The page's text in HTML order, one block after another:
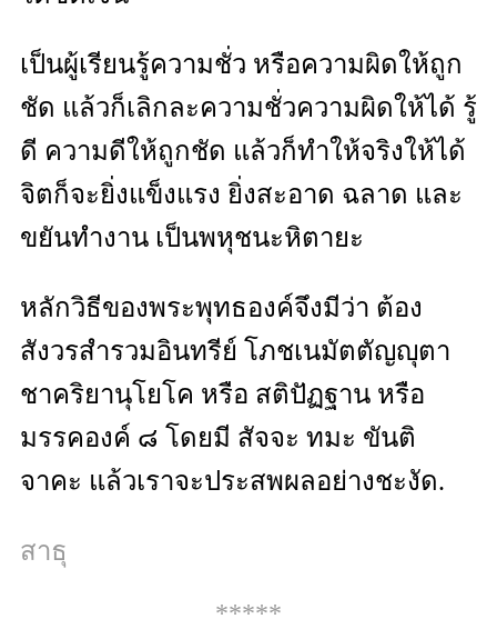
เป็นผู้เรียนรู้ความชั่ว หรือความผิดให้ถูก
ชัด แล้วก็เลิกละความชั่วความผิดให้ได้ รู้
ดี ความดีให้ถูกชัด แล้วก็ทำให้จริงให้ได้
จิตก็จะยิ่งแข็งแรง ยิ่งสะอาด ฉลาด และ
ขยันทำงาน เป็นพหุชนะหิตายะ
หลักวิธีของพระพุทธองค์จึงมีว่า ต้อง
สังวรสำรวมอินทรีย์ โภชเนมัตตัญญุตา
ชาคริยานุโยโค หรือ สติปัฏฐาน หรือ
มรรคองค์ ๘ โดยมี สัจจะ ทมะ ขันติ
จาคะ แล้วเราจะประสพผลอย่างชะงัด.
สาธุ
*****